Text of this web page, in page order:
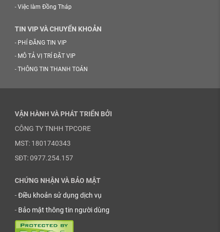
- Việc làm Đồng Tháp
TIN VIP VÀ CHUYỂN KHOẢN
- PHÍ ĐĂNG TIN VIP
- MÔ TẢ VỊ TRÍ ĐẶT VIP
- THÔNG TIN THANH TOÁN
VẬN HÀNH VÀ PHÁT TRIỂN BỞI
CÔNG TY TNHH TPCORE
MST: 1801740343
SĐT: 0977.254.157
CHỨNG NHẬN VÀ BẢO MẬT
-Điều khoản sử dụng dịch vụ
- Bảo mật thông tin người dùng